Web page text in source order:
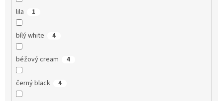
lila 1
bílý white 4
béžový cream 4
černý black 4